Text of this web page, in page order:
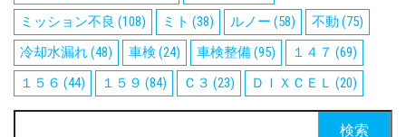
ミッション不良 (108) ミト (38) ルノー (58) 不動 (75)
冷却水漏れ(48) 車検 (24) 車検整備(95) １４７ (69)
１５６ (44) １５９ (84) Ｃ３ (23) ＤＩＸＣＥＬ (20)